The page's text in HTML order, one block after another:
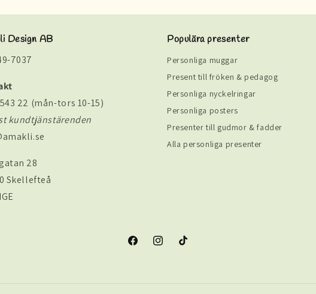
Design AB
7037
22 (mån-tors 10-15)
kundtjänstärenden
28
Skellefteå
Populära presenter
Personliga muggar
Present till fröken & pedagog
Personliga nyckelringar
Personliga posters
Presenter till gudmor & fadder
Alla personliga presenter
FacebookInstagramTikTok